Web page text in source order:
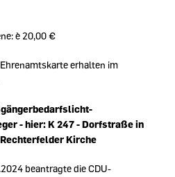
è 20,00
erhalten im
- hier: K 247 - Dorfstraße in
Kirche
beantragte die CDU-